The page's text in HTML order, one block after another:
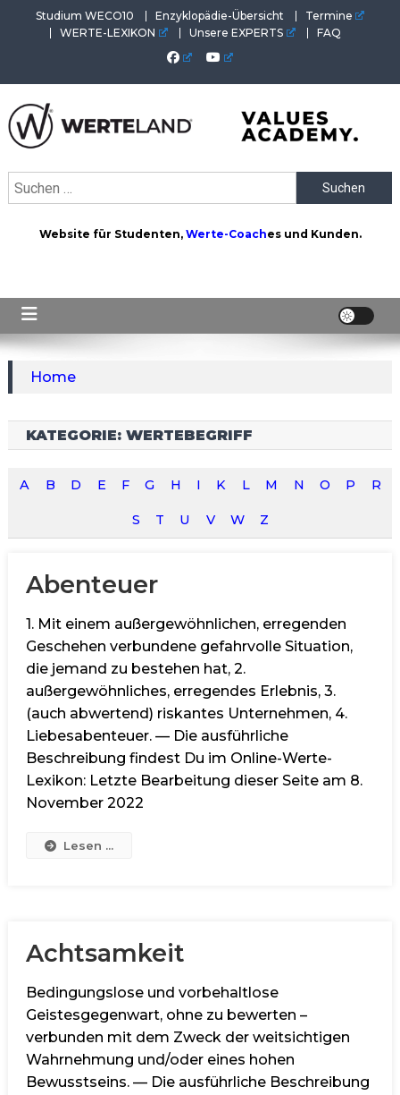
Studium WECO10 Enzyklopädie-Übersicht
Termine
WERTE-LEXIKON
Unsere EXPERTS FAQ
Akademie. Wertvolles für Werte-Coaches.
Suchen
nach:
Website für Studenten, Werte-Coaches und Kunden.
Home
KATEGORIE: WERTEBEGRIFF
A B D E F G H I K L M N O P R
S T U V W Z
Abenteuer
1. Mit einem außergewöhnlichen, erregenden
Geschehen verbundene gefahrvolle Situation,
die jemand zu bestehen hat, 2.
außergewöhnliches, erregendes Erlebnis, 3.
(auch abwertend) riskantes Unternehmen, 4.
Liebesabenteuer. — Die ausführliche
Beschreibung findest Du im Online-Werte-
Lexikon: Letzte Bearbeitung dieser Seite am 8.
November 2022
Lesen ...
Achtsamkeit
Bedingungslose und vorbehaltlose
Geistesgegenwart, ohne zu bewerten –
verbunden mit dem Zweck der weitsichtigen
Wahrnehmung und/oder eines hohen
Bewusstseins. — Die ausführliche Beschreibung